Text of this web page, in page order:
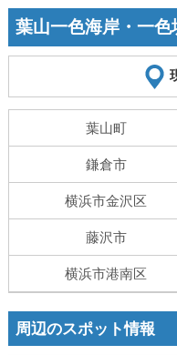
葉山一色海岸・一
葉山町
鎌倉市
横浜市金沢区
藤沢市
横浜市港南区
周辺のスポット情報